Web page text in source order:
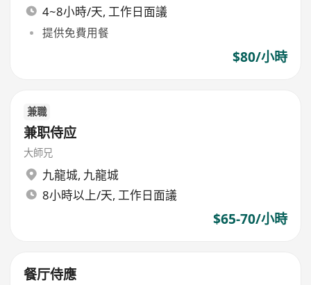
4~8小時/天, 工作日面議
提供免費用餐
$80/小時
兼職
兼职侍应
大師兄
九龍城, 九龍城
8小時以上/天, 工作日面議
$65-70/小時
餐厅侍應